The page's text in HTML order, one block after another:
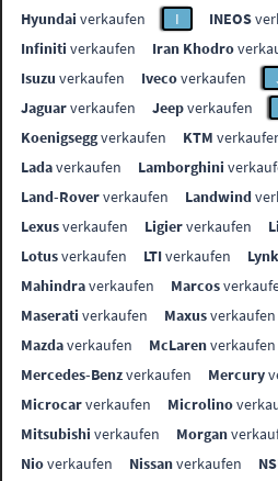
Hyundai verkaufen I INEOS
Infiniti verkaufen Iran Khodro
Isuzu verkaufen Ivecoverkaufen
Jaguarverkaufen Jeepverkaufen
Koenigseggverkaufen KTM
Ladaverkaufen Lamborghini
Land-Roververkaufen Landwind
Lexusverkaufen Ligierverkaufen
Lotusverkaufen LTIverkaufen
Mahindraverkaufen Marcos
Maserati verkaufen Maxusverkaufen
Mazdaverkaufen McLarenverkaufen
Mercedes-Benzverkaufen Mercury
Microcarverkaufen Microlino
Mitsubishi verkaufen Morgan
Nioverkaufen Nissanverkaufen